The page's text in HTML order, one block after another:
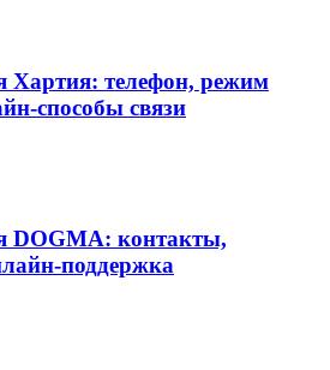
Хартия: телефон, режим
способы связи
DOGMA: контакты,
поддержка